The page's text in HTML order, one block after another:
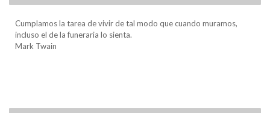
Cumplamos la tarea de vivir de tal modo que cuando muramos,
incluso el de la funeraria lo sienta.
Mark Twain